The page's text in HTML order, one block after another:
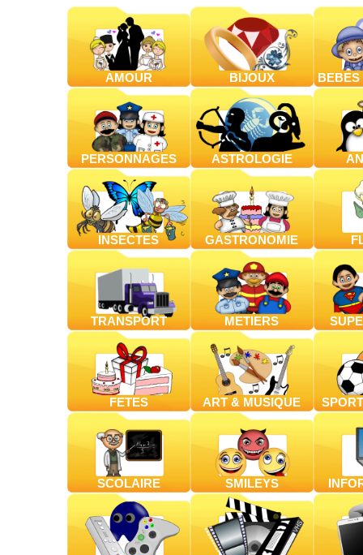
AMOUR BIJOUX BEBES
PERSONNAGES ASTROLOGIE
INSECTES GASTRONOMIE
TRANSPORT METIERS
FETES ART & MUSIQUE
SCOLAIRE SMILEYS